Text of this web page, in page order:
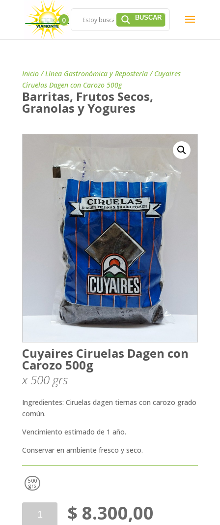
0
Inicio/Línea Gastronómica y Repostería/ Cuyaires
Ciruelas Dagen con Carozo 500g
Barritas, Frutos Secos,
Granolas y Yogures
Cuyaires Ciruelas Dagen con
Carozo 500g
x 500 grs
Ingredientes: Ciruelas dagen tiernas con carozo grado
común.
Vencimiento estimado de 1 año.
Conservar en ambiente fresco y seco.
500
grs
$ 8.300,00
Ciruelas